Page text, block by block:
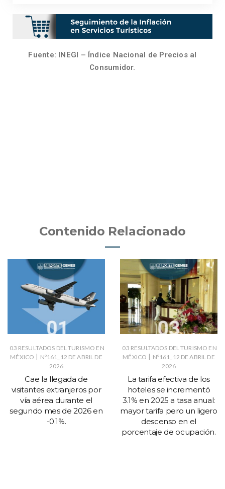
Fuente: INEGI – Índice Nacional de Precios al
Consumidor.
Contenido Relacionado
03 RESULTADOS DEL TURISMO EN
MÉXICO
Nº161_12 DE ABRIL DE
2026
Cae la llegada de
visitantes extranjeros por
vía aérea durante el
segundo mes de 2026 en
-0.1%.
03 RESULTADOS DEL TURISMO EN
MÉXICO
Nº161_12 DE ABRIL DE
2026
La tarifa efectiva de los
hoteles se incrementó
3.1% en 2025 a tasa anual:
mayor tarifa pero un ligero
descenso en el
porcentaje de ocupación.